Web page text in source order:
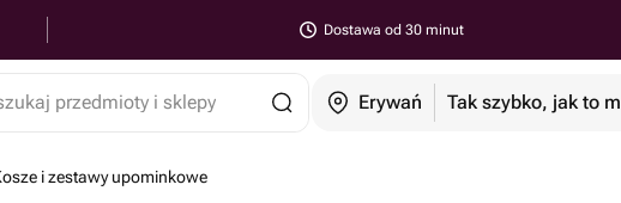
Dostawa od 30 minut
przedmioty i sklepy Erywań Tak szybko, jak to
i zestawy upominkowe